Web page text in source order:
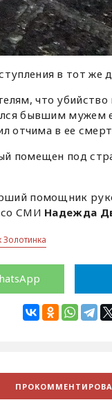
в тот же
что
бывшим мужем
отчима в ее
помещен под
помощник
со СМИ Надежда
Золотинка